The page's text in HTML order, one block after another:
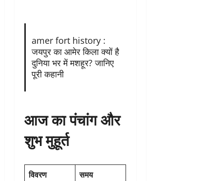
amer fort history :
जयपुर का आमेर किला क्यों है
दुनिया भर में मशहूर? जानिए
पूरी कहानी
आज का पंचांग और
शुभ मुहूर्त
विवरण समय